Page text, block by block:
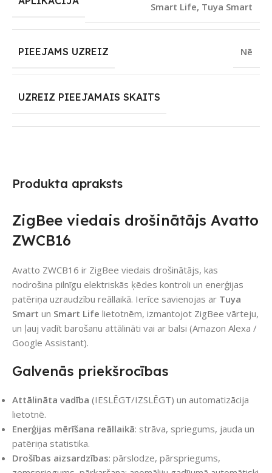
Produkta apraksts
ZigBee viedais drošinātājs Avatto
ZWCB16
Avatto ZWCB16 ir ZigBee viedais drošinātājs, kas
nodrošina pilnīgu elektriskās ķēdes kontroli un enerģijas
patēriņa uzraudzību reāllaikā. Ierīce savienojas ar Tuya
Smart un Smart Life lietotnēm, izmantojot ZigBee vārteju,
un ļauj vadīt barošanu attālināti vai ar balsi (Amazon Alexa /
Google Assistant).
Galvenās priekšrocības
Attālināta vadība (IESLĒGT/IZSLĒGT) un automatizācija
lietotnē.
Enerģijas mērīšana reāllaikā: strāva, spriegums, jauda un
patēriņa statistika.
Drošības aizsardzības: pārslodze, pārspriegums,
Smart Life, Tuya Smart
PIEEJAMS UZREIZ Nē
UZREIZ PIEEJAMAIS SKAITS